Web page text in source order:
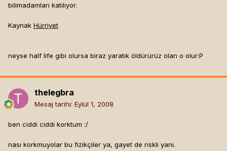
bilimadamları katılıyor.
Kaynak Hürriyet
neyse half life gibi olursa biraz yaratık öldürürüz olan o olur:P
thelegbra
Mesaj tarihi: Eylül 1, 2008
ben ciddi ciddi korktum :/
nası korkmuyolar bu fizikçiler ya, gayet de riskli yani.